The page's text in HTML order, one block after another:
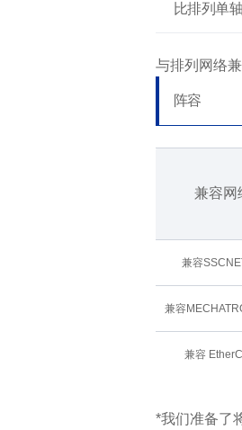
比排列单
与排列网络
阵容
兼容网
兼容
兼容
兼容
*我们准备了